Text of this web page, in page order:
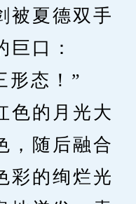
被夏德双手
巨口：
态！”
的月光大
，随后融合
彩的绚烂光